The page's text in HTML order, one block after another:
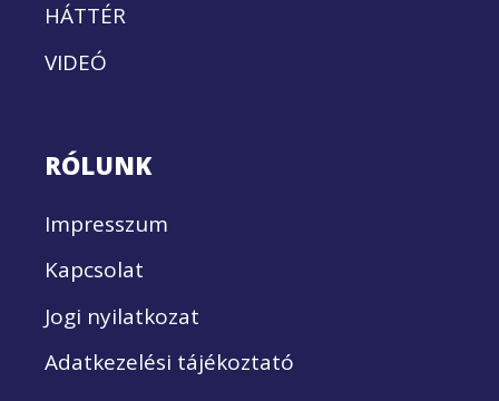
HÁTTÉR
VIDEÓ
RÓLUNK
Impresszum
Kapcsolat
Jogi nyilatkozat
Adatkezelési tájékoztató